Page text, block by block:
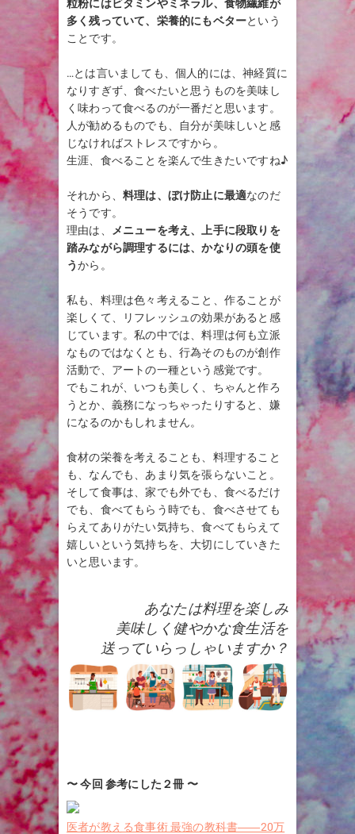
粒粉にはビタミンやミネラル、食物繊維が
多く残っていて、栄養的にもベターという
ことです。
…とは言いましても、個人的には、神経質に
なりすぎず、食べたいと思うものを美味し
く味わって食べるのが一番だと思います。
人が勧めるものでも、自分が美味しいと感
じなければストレスですから。
生涯、食べることを楽んで生きたいですね♪
それから、 料理は、ぼけ防止に最適なのだ
そうです。
理由は、
メニューを考え、上手に段取りを
踏みながら調理するには、かなりの頭を使
うから。
私も、料理は色々考えること、作ることが
楽しくて、リフレッシュの効果があると感
じています。私の中では、料理は何も立派
なものではなくとも、行為そのものが創作
活動で、アートの一種という感覚です。
でもこれが、いつも美しく、ちゃんと作ろ
うとか、義務になっちゃったりすると、嫌
になるのかもしれません。
食材の栄養を考えることも、料理すること
も、なんでも、あまり気を張らないこと。
そして食事は、家でも外でも、食べるだけ
でも、食べてもらう時でも、食べさせても
らえてありがたい気持ち、食べてもらえて
嬉しいという気持ちを、大切にしていきた
いと思います。
あなたは料理を楽しみ
美味しく健やかな食生活を
送っていらっしゃいますか？
〜 今回 参考にした２冊 〜
医者が教える食事術 最強の教科書――20万